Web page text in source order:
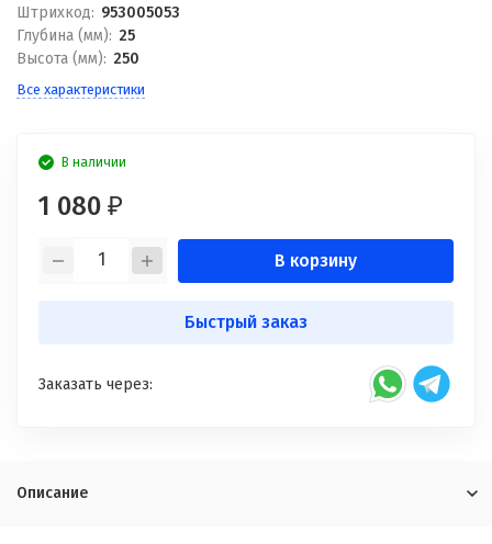
Штрихкод: 953005053
Глубина (мм): 25
Высота (мм): 250
Все характеристики
В наличии
1 080 ₽
В корзину
Быстрый заказ
Заказать через:
Описание